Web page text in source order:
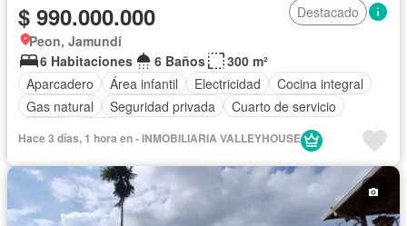
$ 990.000.000
Destacado
Peon, Jamundí
6 Habitaciones
6 Baños
300 m²
Aparcadero
Área infantil Electricidad
Cocina integral
Gas natural
Seguridad privada
Cuarto de servicio
Hace 3 días, 1 hora en - INMOBILIARIA VALLEYHOUSE